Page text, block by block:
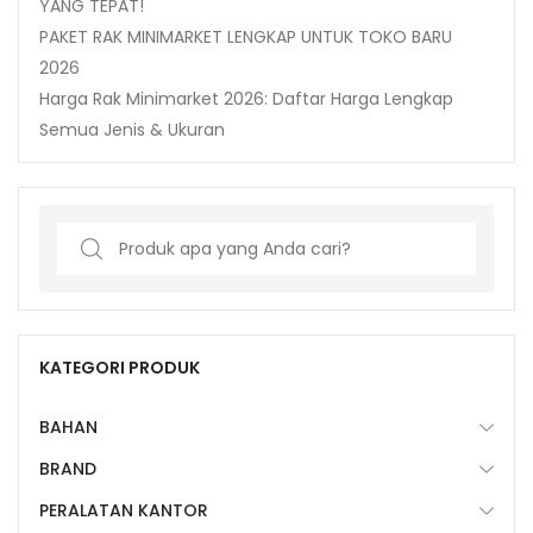
YANG TEPAT!
PAKET RAK MINIMARKET LENGKAP UNTUK TOKO BARU
2026
Harga Rak Minimarket 2026: Daftar Harga Lengkap
Semua Jenis & Ukuran
Search
KATEGORI PRODUK
BAHAN
BRAND
PERALATAN KANTOR